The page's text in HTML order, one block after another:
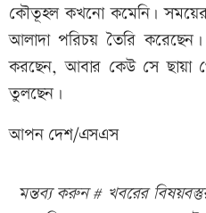
কৌতূহল কখনো কমেনি। সময়ের
আলাদা পরিচয় তৈরি
করছেন, আবার কেউ সে ছায়া
তুলছেন।
আপন দেশ/এসএস
মন্তব্য করুন # খবরের